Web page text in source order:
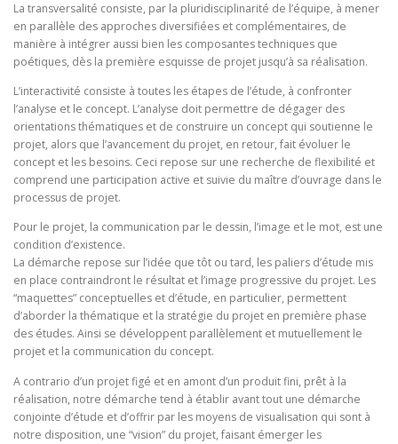
La transversalité consiste, par la pluridisciplinarité de l’équipe, à mener
en parallèle des approches diversifiées et complémentaires, de
manière à intégrer aussi bien les composantes techniques que
poétiques, dès la première esquisse de projet jusqu’à sa réalisation.
L’interactivité consiste à toutes les étapes de l’étude, à confronter
l’analyse et le concept. L’analyse doit permettre de dégager des
orientations thématiques et de construire un concept qui soutienne le
projet, alors que l’avancement du projet, en retour, fait évoluer le
concept et les besoins. Ceci repose sur une recherche de flexibilité et
comprend une participation active et suivie du maître d’ouvrage dans le
processus de projet.
Pour le projet, la communication par le dessin, l’image et le mot, est une
condition d’existence.
La démarche repose sur l’idée que tôt ou tard, les paliers d’étude mis
en place contraindront le résultat et l’image progressive du projet. Les
“maquettes” conceptuelles et d’étude, en particulier, permettent
d’aborder la thématique et la stratégie du projet en première phase
des études. Ainsi se développent parallèlement et mutuellement le
projet et la communication du concept.
A contrario d’un projet figé et en amont d’un produit fini, prêt à la
réalisation, notre démarche tend à établir avant tout une démarche
conjointe d’étude et d’offrir par les moyens de visualisation qui sont à
notre disposition, une “vision” du projet, faisant émerger les